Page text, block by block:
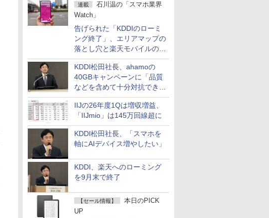
連載
石川温の「スマホ業界
Watch」
告げられた「KDDIのローミ
ング終了」、エリアマップの
落とし穴と楽天モバイルの課
題
KDDI松田社長、ahamoの
40GBキャンペーンに「品質
などを含めて十分対抗でき
る」
IIJの26年度1Qは増収増益、
「IIJmio」は145万回線超に
KDDI松田社長、「スマホを
軸にAIデバイス増やしたい」
KDDI、楽天へのローミング
を9月末で終了
【セール情報】
本日のPICK
UP